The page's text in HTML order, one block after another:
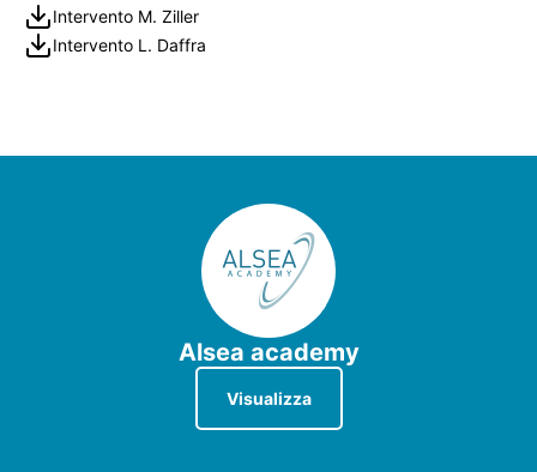
Intervento M. Ziller
Intervento L. Daffra
Alsea academy
Visualizza